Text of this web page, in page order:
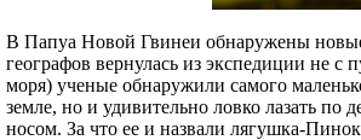
В Папуа Новой Гвинеи обнаружены
географов вернулась из экспедиции не
моря) ученые обнаружили самого
земле, но и удивительно ловко лазать
носом. За что ее и назвали лягушка-